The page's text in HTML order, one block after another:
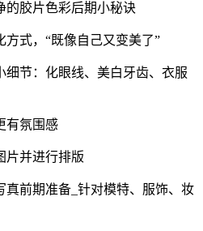
的胶片色彩后期小秘诀
方式，“既像自己又变美了”
细节：化眼线、美白牙齿、衣服
有氛围感
片并进行排版
真前期准备_针对模特、服饰、妆